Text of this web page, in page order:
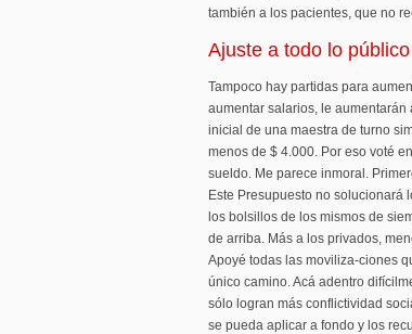
también a los pacientes, que no
Ajuste a todo lo público
Tampoco hay partidas para
aumentar salarios, le
inicial de una maestra de turno
menos de $ 4.000. Por eso voté
sueldo. Me parece inmoral.
Este Presupuesto no solucionará
los bolsillos de los mismos de
de arriba. Más a los privados,
Apoyé todas las moviliza-ciones
único camino. Acá adentro
sólo logran más conflictividad
se pueda aplicar a fondo y los